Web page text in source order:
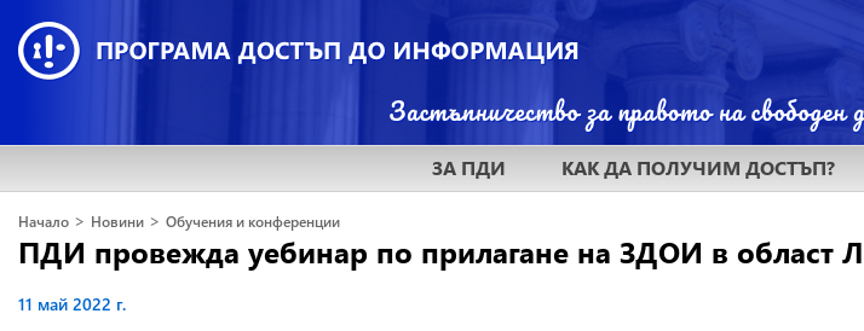
ЗА ПДИ КАК ДА ПОЛУЧИМ ДОСТЪП?
Начало > Новини > Обучения и конференции
ПДИ провежда уебинар по прилагане на ЗДОИ в област
11 май 2022 г.